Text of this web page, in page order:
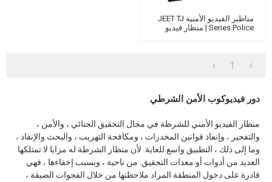
مناظير الفيديو الأمنية JEET TJ
Series Police | منظار فيديو
1
دور فيديوكوب الأمن الشرطي
منظار الفيديو الأمني للشرطة في مجال التحقيق الجنائي ، والأمن ،
والتفجير ، وإنفاذ قوانين المخدرات ، ومكافحة التهريب ، والبحث والإنقاذ ،
وما إلى ذلك ، التطبيق واسع للغاية. لأن منظار الشرطة له مزايا لا تمتلكها
العديد من أدوات أو معدات التحقيق. من ناحية ، وبسبب إخفاءها ، فهي
قادرة على دخول المنطقة المراد ملاحظتها من خلال الفجوات الضيقة ،